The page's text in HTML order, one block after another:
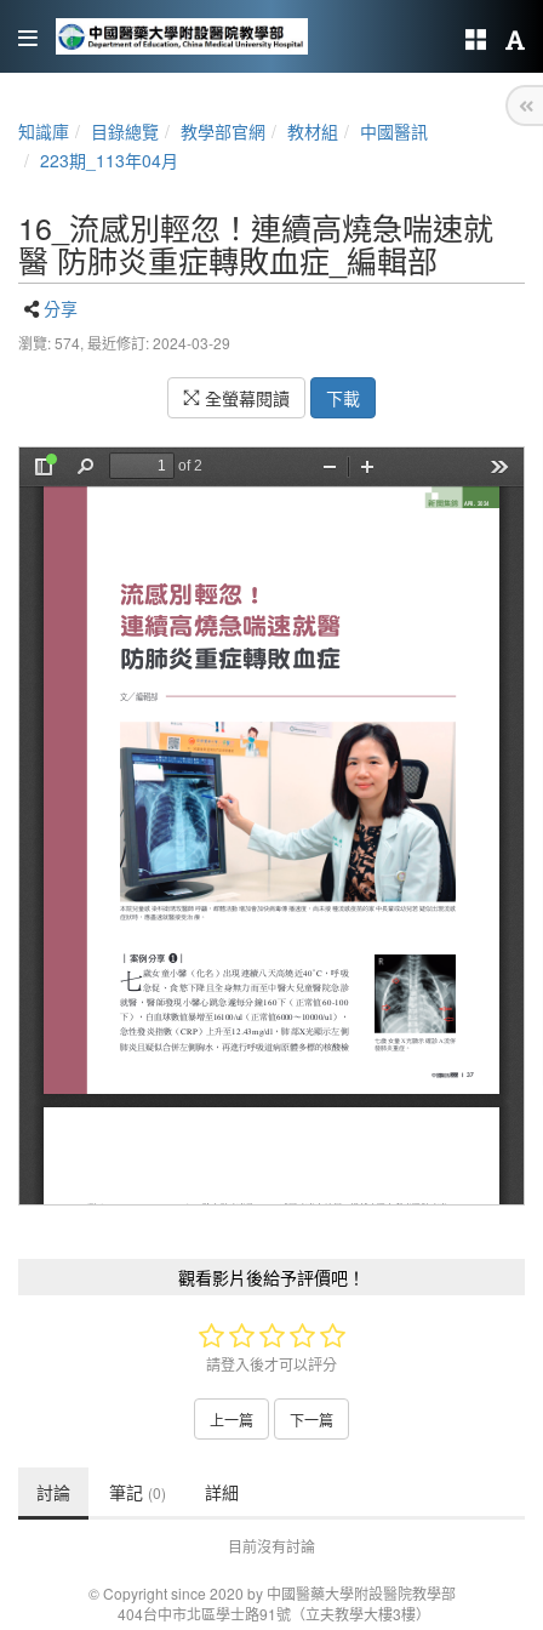
知識庫 目錄總覽 教學部官網 教材組
中國醫訊
223期_113年04月
16_流感別輕忽！連續高燒急喘速就
醫 防肺炎重症轉敗血症_編輯部
分享
瀏覽: 574, 最近修訂: 2024-03-29
全螢幕閱讀 下載
觀看影片後給予評價吧！
請登入後才可以評分
上一篇 下一篇
討論 筆記 (0) 詳細
目前沒有討論
© Copyright since 2020 by 中國醫藥大學附設醫院教學部
404台中市北區學士路91號（立夫教學大樓3樓）